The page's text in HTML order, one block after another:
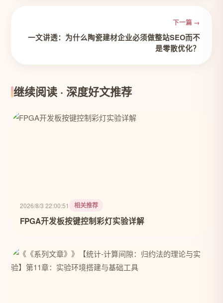
下一篇 →
一文讲透：为什么陶瓷建材企业必须做整站SEO而不
是零散优化？
继续阅读 · 深度好文推荐
2026/8/3 22:00:51 相关推荐
FPGA开发板按键控制彩灯实验详解